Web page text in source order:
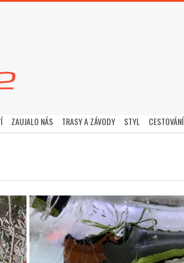
ZAUJALO NÁS TRASY A ZÁVODY STYL CESTOVÁNÍ